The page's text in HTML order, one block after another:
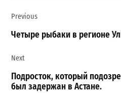
по
записям
Previous
Четыре рыбаки в регионе
Next
Подросток, который
был задержан в Астане.